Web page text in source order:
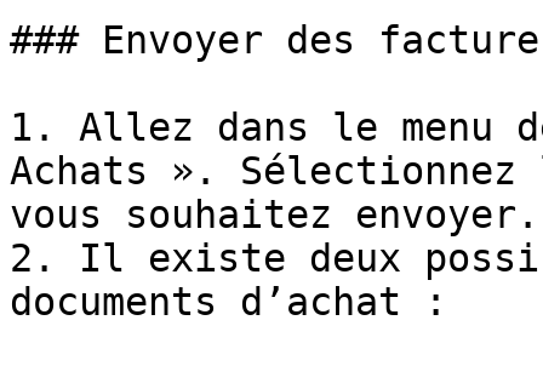
### Envoyer des
1. Allez dans le menu
Achats ».
vous souhaitez envoyer.
2. Il existe deux
documents d’achat :